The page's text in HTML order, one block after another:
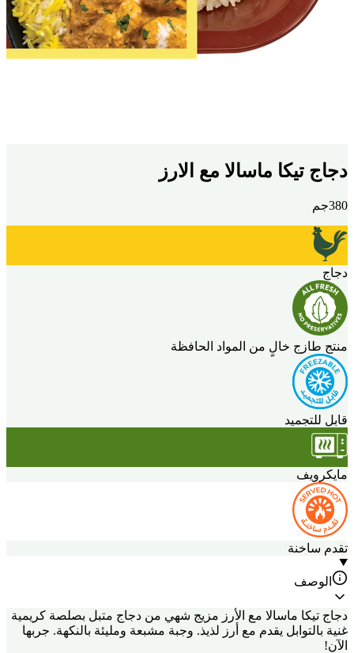
دجاج تيكا ماسالا مع الارز
380جم
دجاج
منتج طازج خالٍ من المواد الحافظة
قابل للتجميد
مايكرويف
تقدم ساخنة
الوصف
دجاج تيكا ماسالا مع الأرز مزيج شهي من دجاج متبل بصلصة كريمية
غنية بالتوابل يقدم مع أرز لذيذ. وجبة مشبعة ومليئة بالنكهة. جربها
الآن!